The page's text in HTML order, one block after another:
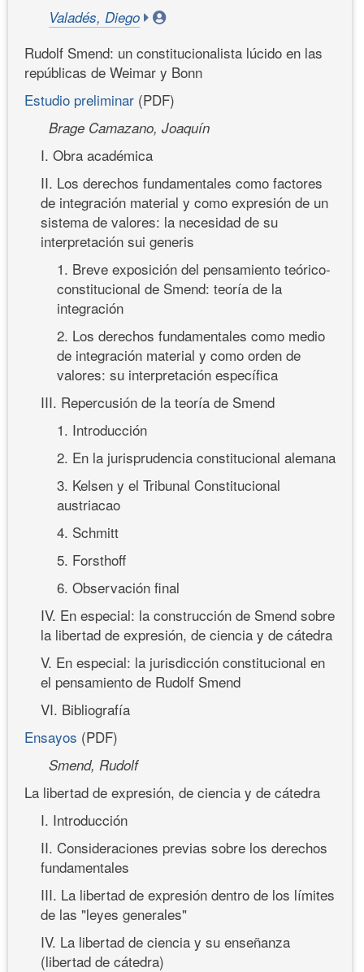
Valadés, Diego
Rudolf Smend: un constitucionalista lúcido en las
repúblicas de Weimar y Bonn
Estudio preliminar (PDF)
Brage Camazano, Joaquín
I. Obra académica
II. Los derechos fundamentales como factores
de integración material y como expresión de un
sistema de valores: la necesidad de su
interpretación sui generis
1. Breve exposición del pensamiento teórico-
constitucional de Smend: teoría de la
integración
2. Los derechos fundamentales como medio
de integración material y como orden de
valores: su interpretación específica
III. Repercusión de la teoría de Smend
1. Introducción
2. En la jurisprudencia constitucional alemana
3. Kelsen y el Tribunal Constitucional
austriacao
4. Schmitt
5. Forsthoff
6. Observación final
IV. En especial: la construcción de Smend sobre
la libertad de expresión, de ciencia y de cátedra
V. En especial: la jurisdicción constitucional en
el pensamiento de Rudolf Smend
VI. Bibliografía
Ensayos (PDF)
Smend, Rudolf
La libertad de expresión, de ciencia y de cátedra
I. Introducción
II. Consideraciones previas sobre los derechos
fundamentales
III. La libertad de expresión dentro de los límites
de las "leyes generales"
IV. La libertad de ciencia y su enseñanza
(libertad de cátedra)